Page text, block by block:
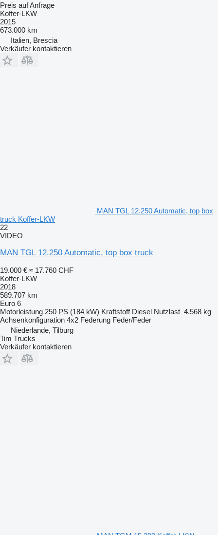
Preis auf Anfrage
Koffer-LKW
2015
673.000 km
Italien, Brescia
Verkäufer kontaktieren
MAN TGL 12.250 Automatic, top box
truck Koffer-LKW
22
VIDEO
MAN TGL 12.250 Automatic, top box truck
19.000 € ≈ 17.760 CHF
Koffer-LKW
2018
589.707 km
Euro 6
Motorleistung 250 PS (184 kW) Kraftstoff Diesel Nutzlast 4.568 kg
Achsenkonfiguration 4x2 Federung Feder/Feder
Niederlande, Tilburg
Tim Trucks
Verkäufer kontaktieren